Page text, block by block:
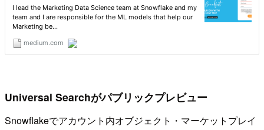
Universal Searchがパブリックプレビュー
Snowflakeでアカウント内オブジェクト・マーケットプレイ